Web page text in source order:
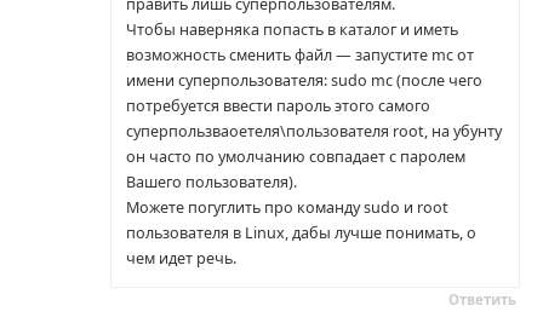
править лишь суперпользователям.
Чтобы наверняка попасть в каталог и иметь
возможность сменить файл — запустите mc от
имени суперпользователя: sudo mc (после чего
потребуется ввести пароль этого самого
суперпользваоетеля\пользователя root, на убунту
он часто по умолчанию совпадает с паролем
Вашего пользователя).
Можете погуглить про команду sudo и root
пользователя в Linux, дабы лучше понимать, о
чем идет речь.
Ответить